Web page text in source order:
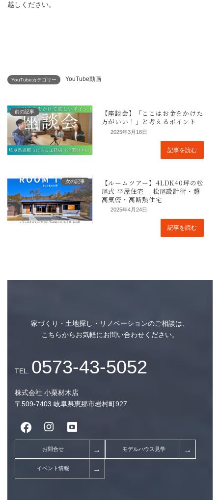
心地よい毎日を叶える、ウォークイ
越しください。
YouTubeカテゴリー YouTube動画
前の記事
2025年3月18日
記事を読む
次の記事
2025年4月24日
記事を読む
家づくり・土地探し・リノベーションのご相談は、
こちらからお気軽にお問い合わせください。
株式会社 小栗材木店
〒509-7403 岐阜県恵那市岩村町927